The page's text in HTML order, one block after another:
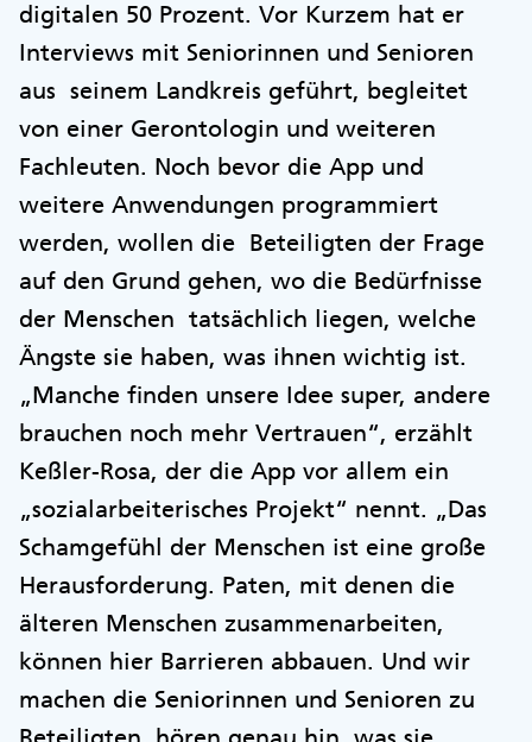
digitalen 50 Prozent. Vor Kurzem hat er
Interviews mit Seniorinnen und Senioren
aus seinem Landkreis geführt, begleitet
von einer Gerontologin und weiteren
Fachleuten. Noch bevor die App und
weitere Anwendungen programmiert
werden, wollen die Beteiligten der Frage
auf den Grund gehen, wo die Bedürfnisse
der Menschen tatsächlich liegen, welche
Ängste sie haben, was ihnen wichtig ist.
„Manche finden unsere Idee super, andere
brauchen noch mehr Vertrauen“, erzählt
Keßler-Rosa, der die App vor allem ein
„sozialarbeiterisches Projekt“ nennt. „Das
Schamgefühl der Menschen ist eine große
Herausforderung. Paten, mit denen die
älteren Menschen zusammenarbeiten,
können hier Barrieren abbauen. Und wir
machen die Seniorinnen und Senioren zu